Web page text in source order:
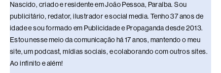
Nascido, criado e residente em João Pessoa, Paraíba. Sou
publicitário, redator, ilustrador e social media. Tenho 37 anos de
idade e sou formado em Publicidade e Propaganda desde 2013.
Estou nesse meio da comunicação há 17 anos, mantendo o meu
site, um podcast, mídias sociais, e colaborando com outros sites.
Ao infinito e além!